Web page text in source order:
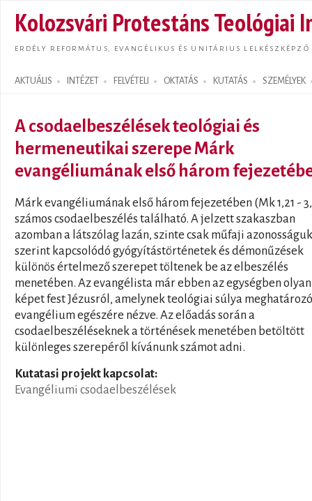
Kolozsvári Protestáns Teológiai
ERDÉLY REFORMÁTUS, EVANGÉLIKUS ÉS UNITÁRIUS LELKÉSZKÉPZŐ
AKTUÁLIS INTÉZET FELVÉTELI OKTATÁS KUTATÁS SZEMÉLYEK
Search form
A csodaelbeszélések teológiai és
hermeneutikai szerepe Márk
evangéliumának első három
Márk evangéliumának első három fejezetében (Mk 1,21 -
számos csodaelbeszélés található. A jelzett szakaszban
azomban a látszólag lazán, szinte csak műfaji azonosságuk
szerint kapcsolódó gyógyítástörténetek és démonűzések
különös értelmező szerepet töltenek be az elbeszélés
menetében. Az evangélista már ebben az egységben olyan
képet fest Jézusról, amelynek teológiai súlya
evangélium egészére nézve. Az előadás során a
csodaelbeszéléseknek a történések menetében betöltött
különleges szerepéről kívánunk számot adni.
Kutatasi projekt kapcsolat:
Evangéliumi csodaelbeszélések